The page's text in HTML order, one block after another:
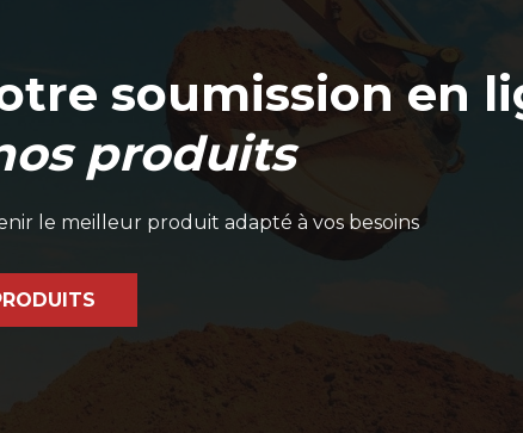
soumission en
produits
le meilleur produit adapté à vos besoins